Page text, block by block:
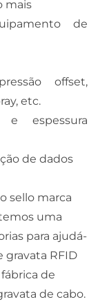
mais
de
offset,
etc.
e espessura
de dados
sello marca
uma
para ajudá-
gravata RFID
de
de cabo.